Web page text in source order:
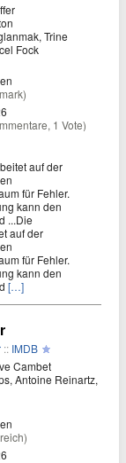
Trine
Fock
1 Vote)
auf der
für Fehler.
kann den
...Die
auf der
für Fehler.
kann den
[…]
:: IMDB
Cambet
Antoine Reinartz,